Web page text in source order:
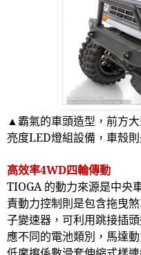
▲霸氣的車頭造型，前方
亮度LED燈組設備，車殼
高效率4WD四輪傳動
TIOGA的動力來源是中央
責動力控制則是包含拖曳
子變速器，可利用跳接插
應不同的電池類別，馬達